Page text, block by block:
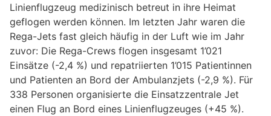
Linienflugzeug medizinisch betreut in ihre Heimat
geflogen werden können. Im letzten Jahr waren die
Rega-Jets fast gleich häufig in der Luft wie im Jahr
zuvor: Die Rega-Crews flogen insgesamt 1’021
Einsätze (-2,4 %) und repatriierten 1’015 Patientinnen
und Patienten an Bord der Ambulanzjets (-2,9 %). Für
338 Personen organisierte die Einsatzzentrale Jet
einen Flug an Bord eines Linienflugzeuges (+45 %).